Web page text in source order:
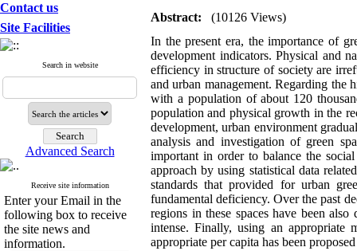
Contact us
Site Facilities
Search in website
Advanced Search
Receive site information
Enter your Email in the
following box to receive
the site news and
information.
Abstract:
(10126 Views)
In the present era, the importance of
development indicators. Physical and
efficiency in structure of society are
and urban management. Regarding
with a population of about 120
population and physical growth in the
development, urban environment
analysis and investigation of green
important in order to balance the
approach by using statistical data
standards that provided for urban
fundamental deficiency. Over the past
regions in these spaces have been
intense. Finally, using an appropriate
appropriate per capita has been proposed